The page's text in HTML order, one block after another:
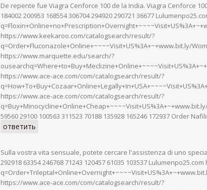
De repente fue Viagra Cenforce 100 de la India. Viagra Cenforce
184002 200953 168554 306704 294920 290721 36677
https://www.keekaroo.com/catalogsearch/result/?
q=Order+Fluconazole+Online+~~~~Visit+US%3A+~+www.bit.ly/
https://www.marquette.edu/search/?
https://www.ace-ace.com/com/catalogsearch/result/?
https://www.ace-ace.com/com/catalogsearch/result/?
59560 29100 100563 311523 70188 135928 165246 172937 Order
ответить
Sulla vostra vita sensuale, potete cercare l'assistenza di uno
292918 63354 246768 71243 120457 61035 103537
https://www.ace-ace.com/com/catalogsearch/result/?